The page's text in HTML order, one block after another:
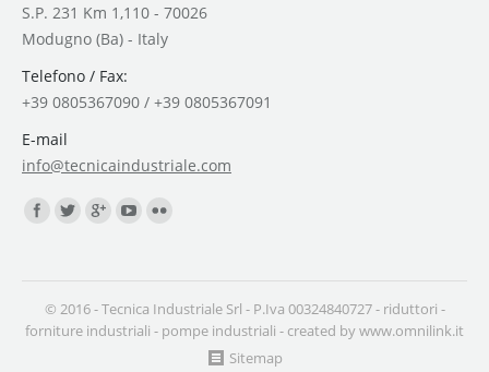
S.P. 231 Km 1,110 - 70026
Modugno (Ba) - Italy
Telefono / Fax:
+39 0805367090 / +39 0805367091
E-mail
info@tecnicaindustriale.com
Find us on:
© 2016 - Tecnica Industriale Srl - P.Iva 00324840727 - riduttori -
forniture industriali - pompe industriali - created bywww.omnilink.it
Sitemap